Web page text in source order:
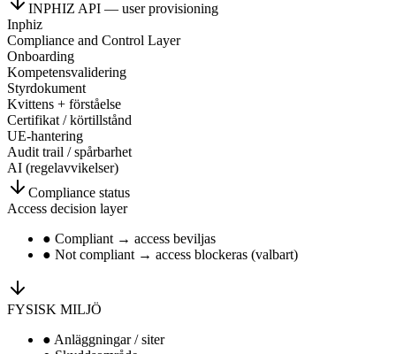
INPHIZ API — user provisioning
Inphiz
Compliance and Control Layer
Onboarding
Kompetensvalidering
Styrdokument
Kvittens + förståelse
Certifikat / körtillstånd
UE-hantering
Audit trail / spårbarhet
AI (regelavvikelser)
Compliance status
Access decision layer
● Compliant → access beviljas
● Not compliant → access blockeras (valbart)
FYSISK MILJÖ
● Anläggningar / siter